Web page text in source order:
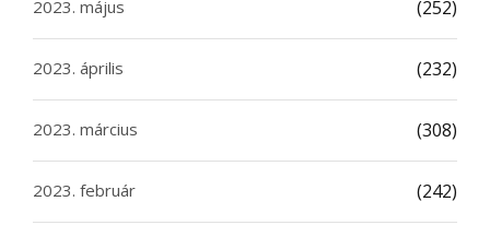
2023. május (252)
2023. április (232)
2023. március (308)
2023. február (242)